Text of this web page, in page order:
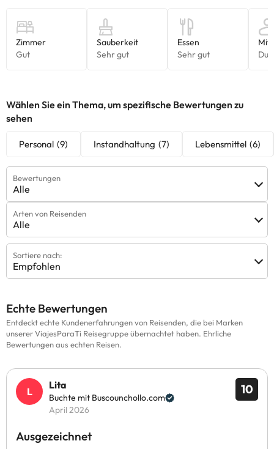
erfragen. Alle Informationen auf dieser Seite können von der
Unterkunft geändert werden. Wenn ihr Fragen habt, kontaktiert
uns.
Wählen Sie ein Thema, um spezifische Bewertungen zu
sehen
Personal (9) Instandhaltung (7) Lebensmittel (6)
Bewertungen
Alle
Arten von Reisenden
Alle
Sortiere nach:
Empfohlen
Echte Bewertungen
Entdeckt echte Kundenerfahrungen von Reisenden, die bei Marken
unserer ViajesParaTi Reisegruppe übernachtet haben. Ehrliche
Bewertungen aus echten Reisen.
10
Lita
Buchte mit Buscounchollo.com
April 2026
Ausgezeichnet